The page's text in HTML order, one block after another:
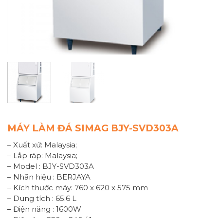
MÁY LÀM ĐÁ SIMAG BJY-SVD303A
– Xuất xứ: Malaysia;
– Lắp ráp: Malaysia;
– Model : BJY-SVD303A
– Nhãn hiệu : BERJAYA
– Kích thước máy: 760 x 620 x 575 mm
– Dung tích : 65.6 L
– Điện năng : 1600W